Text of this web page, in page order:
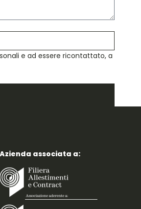
e ad essere ricontattato, a
Azienda associata a: